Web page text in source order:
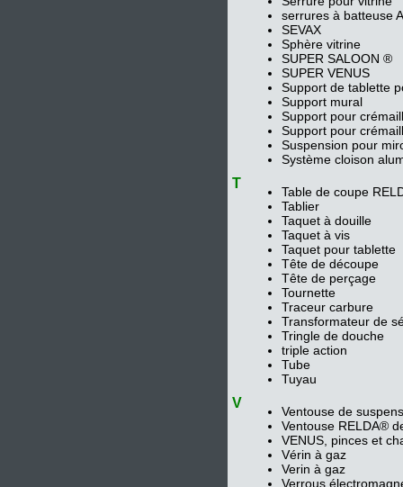
serrures à batteuse
SEVAX
Sphère vitrine
SUPER SALOON ®
SUPER VENUS
Support de tablette
Support mural
Support pour
Support pour
Suspension pour
Système cloison
T
Table de coupe
Tablier
Taquet à douille
Taquet à vis
Taquet pour tablette
Tête de découpe
Tête de perçage
Tournette
Traceur carbure
Transformateur de
Tringle de douche
triple action
Tube
Tuyau
V
Ventouse de
Ventouse RELDA®
VENUS, pinces et
Vérin à gaz
Verin à gaz
Verrous